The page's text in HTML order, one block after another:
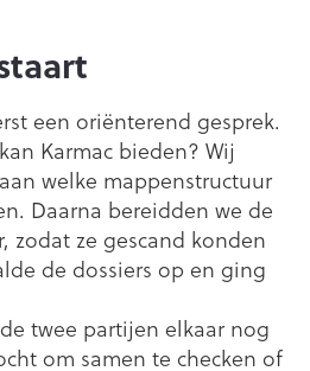
een oriënterend gesprek.
Karmac bieden? Wij
welke mappenstructuur
Daarna bereidden we de
zodat ze gescand konden
de dossiers op en ging
twee partijen elkaar nog
om samen te checken of